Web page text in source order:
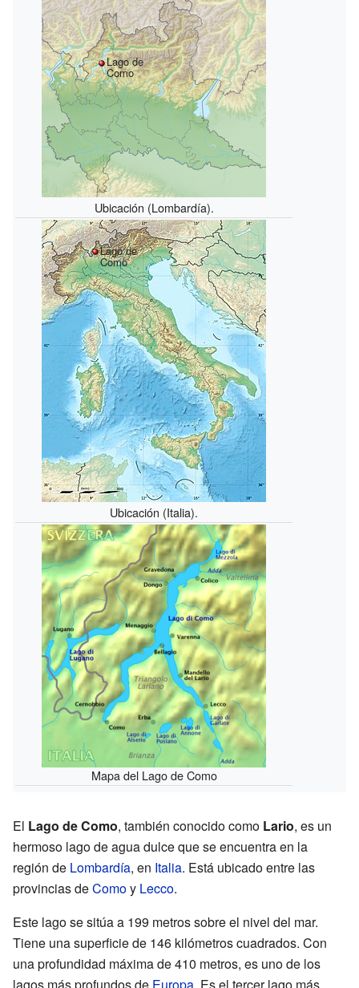
Lago de
Como
Ubicación (Lombardía).
Lago de
Como
Ubicación (Italia).
Mapa del Lago de Como
El Lago de Como, también conocido como Lario, es un
hermoso lago de agua dulce que se encuentra en la
región de Lombardía, en Italia. Está ubicado entre las
provincias deComoy Lecco.
Este lago se sitúa a 199 metros sobre el nivel del mar.
Tiene una superficie de 146 kilómetros cuadrados. Con
una profundidad máxima de 410 metros, es uno de los
lagos más profundos de Europa . Es el tercer lago más